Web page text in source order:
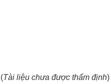
(Tài liệu chưa được thẩm định)